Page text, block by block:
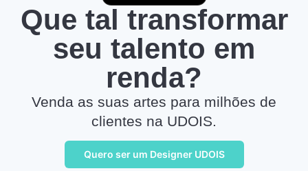
Que tal transformar
seu talento em
renda?
Venda as suas artes para milhões de
clientes na UDOIS.
Quero ser um Designer UDOIS